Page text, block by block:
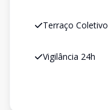
Terraço Coletivo
Vigilância 24h